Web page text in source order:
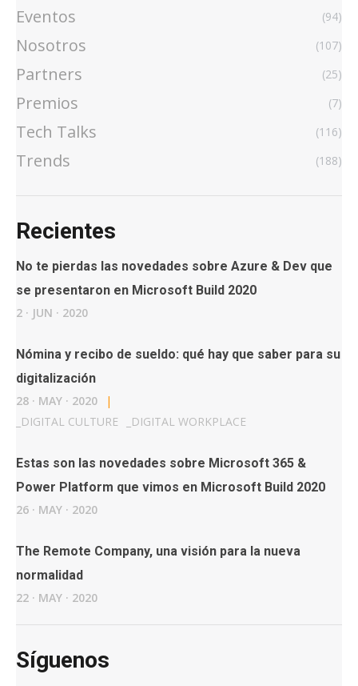
Eventos (94)
Nosotros (107)
Partners (25)
Premios (7)
Tech Talks (116)
Trends (188)
Recientes
No te pierdas las novedades sobre Azure & Dev que
se presentaron en Microsoft Build 2020
2 · JUN · 2020
Nómina y recibo de sueldo: qué hay que saber para su
digitalización
28 · MAY · 2020
|
DIGITAL CULTURE DIGITAL WORKPLACE
Estas son las novedades sobre Microsoft 365 &
Power Platform que vimos en Microsoft Build 2020
26 · MAY · 2020
The Remote Company, una visión para la nueva
normalidad
22 · MAY · 2020
Síguenos